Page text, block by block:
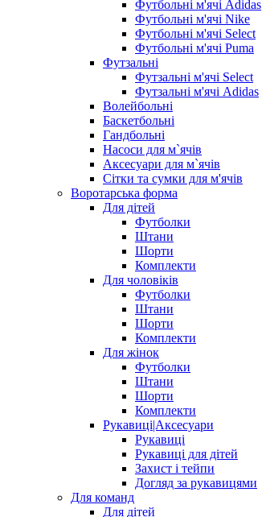
Футбольні м'ячі Adidas
Футбольні м'ячі Nike
Футбольні м'ячі Select
Футбольні м'ячі Puma
Футзальні
Футзальні м'ячі Select
Футзальні м'ячі Adidas
Волейбольні
Баскетбольні
Гандбольні
Насоси для м`ячів
Аксесуари для м`ячів
Сітки та сумки для м'ячів
Воротарська форма
Для дітей
Футболки
Штани
Шорти
Комплекти
Для чоловіків
Футболки
Штани
Шорти
Комплекти
Для жінок
Футболки
Штани
Шорти
Комплекти
Рукавиці|Аксесуари
Рукавиці
Рукавиці для дітей
Захист і тейпи
Догляд за рукавицями
Для команд
Для дітей